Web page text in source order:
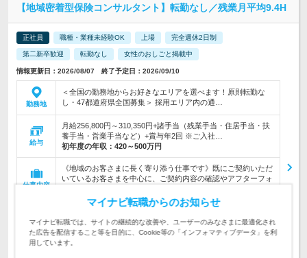
【地域密着型保険コンサルタント】転勤なし／残業月平均9.4H
正社員 職種・業種未経験OK 上場 完全週休2日制
第二新卒歓迎 転勤なし 女性のおしごと掲載中
情報更新日：2026/08/07 終了予定日：2026/09/10
勤務地
＜全国の勤務地からお好きなエリアを選べます！原則転勤な
し・47都道府県全国募集＞ 採用エリア内の通…
給与
月給256,800円～310,350円+諸手当（残業手当・住居手当・扶
養手当・営業手当など）+賞与年2回 ※ご入社…
初年度の年収： 420～500万円
仕事内容
《地域のお客さまに長く寄り添う仕事です》既にご契約いただ
いているお客さまを中心に、ご契約内容の確認やアフターフォ
対象と
なる方
人経験1年以上 ◆原付免許以上保有 ◇働き方を見直し、安心で
きる環境で働きたい方歓迎！
マイナビ転職からのお知らせ
マイナビ転職では、サイトの継続的な改善や、ユーザーのみなさまに最適化され
た広告を配信すること等を目的に、Cookie等の「インフォマティブデータ」を利
用しています。